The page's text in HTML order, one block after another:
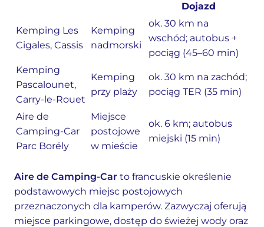
Dojazd
Kemping Les
Cigales, Cassis
Kemping
nadmorski
ok. 30 km na
wschód; autobus +
pociąg (45–60 min)
Kemping
Pascalounet,
Carry-le-Rouet
Kemping
przy plaży
ok. 30 km na zachód;
pociąg TER (35 min)
Aire de
Camping-Car
Parc Borély
Miejsce
postojowe
w mieście
ok. 6 km; autobus
miejski (15 min)
Aire de Camping-Car to francuskie określenie
podstawowych miejsc postojowych
przeznaczonych dla kamperów. Zazwyczaj oferują
miejsce parkingowe, dostęp do świeżej wody oraz